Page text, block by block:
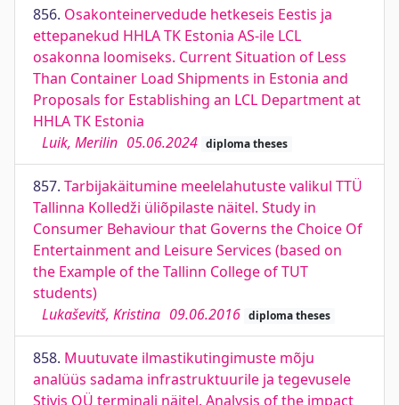
856. Osakonteinervedude hetkeseis Eestis ja
ettepanekud HHLA TK Estonia AS-ile LCL
osakonna loomiseks. Current Situation of Less
Than Container Load Shipments in Estonia and
Proposals for Establishing an LCL Department at
HHLA TK Estonia
Luik, Merilin 05.06.2024 diploma theses
857. Tarbijakäitumine meelelahutuste valikul TTÜ
Tallinna Kolledži üliõpilaste näitel. Study in
Consumer Behaviour that Governs the Choice Of
Entertainment and Leisure Services (based on
the Example of the Tallinn College of TUT
students)
Lukaševitš, Kristina 09.06.2016 diploma theses
858. Muutuvate ilmastikutingimuste mõju
analüüs sadama infrastruktuurile ja tegevusele
Stivis OÜ terminali näitel. Analysis of the impact